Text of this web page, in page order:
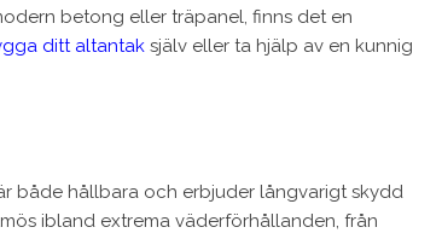
betong eller träpanel, finns det en
ditt altantak själv eller ta hjälp av en kunnig
både hållbara och erbjuder långvarigt skydd
ibland extrema väderförhållanden, från